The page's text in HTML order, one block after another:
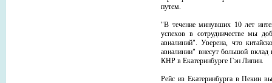
путем.
"В течение минувших 10 лет
успехов в сотрудничестве мы
авиалиний". Уверена, что
авиалинии" внесут большой вклад
КНР в Екатеринбурге Гэн Липин.
Рейс из Екатеринбурга в Пекин